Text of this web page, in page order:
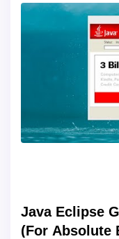
Java Eclipse
(For Absolute